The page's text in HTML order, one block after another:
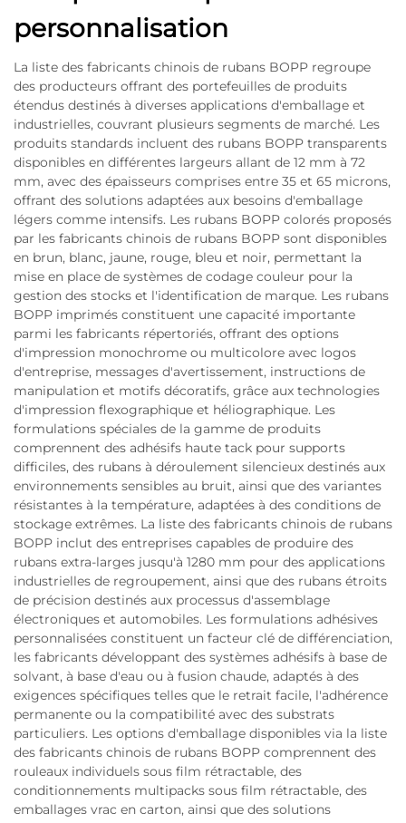
personnalisation
La liste des fabricants chinois de rubans BOPP regroupe
des producteurs offrant des portefeuilles de produits
étendus destinés à diverses applications d'emballage et
industrielles, couvrant plusieurs segments de marché. Les
produits standards incluent des rubans BOPP transparents
disponibles en différentes largeurs allant de 12 mm à 72
mm, avec des épaisseurs comprises entre 35 et 65 microns,
offrant des solutions adaptées aux besoins d'emballage
légers comme intensifs. Les rubans BOPP colorés proposés
par les fabricants chinois de rubans BOPP sont disponibles
en brun, blanc, jaune, rouge, bleu et noir, permettant la
mise en place de systèmes de codage couleur pour la
gestion des stocks et l'identification de marque. Les rubans
BOPP imprimés constituent une capacité importante
parmi les fabricants répertoriés, offrant des options
d'impression monochrome ou multicolore avec logos
d'entreprise, messages d'avertissement, instructions de
manipulation et motifs décoratifs, grâce aux technologies
d'impression flexographique et héliographique. Les
formulations spéciales de la gamme de produits
comprennent des adhésifs haute tack pour supports
difficiles, des rubans à déroulement silencieux destinés aux
environnements sensibles au bruit, ainsi que des variantes
résistantes à la température, adaptées à des conditions de
stockage extrêmes. La liste des fabricants chinois de rubans
BOPP inclut des entreprises capables de produire des
rubans extra-larges jusqu'à 1280 mm pour des applications
industrielles de regroupement, ainsi que des rubans étroits
de précision destinés aux processus d'assemblage
électroniques et automobiles. Les formulations adhésives
personnalisées constituent un facteur clé de différenciation,
les fabricants développant des systèmes adhésifs à base de
solvant, à base d'eau ou à fusion chaude, adaptés à des
exigences spécifiques telles que le retrait facile, l'adhérence
permanente ou la compatibilité avec des substrats
particuliers. Les options d'emballage disponibles via la liste
des fabricants chinois de rubans BOPP comprennent des
rouleaux individuels sous film rétractable, des
conditionnements multipacks sous film rétractable, des
emballages vrac en carton, ainsi que des solutions